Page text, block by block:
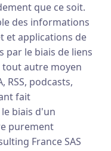
que ce soit.
des informations
et applications de
par le biais de liens
autre moyen
RSS, podcasts,
fait
biais d'un
purement
France SAS